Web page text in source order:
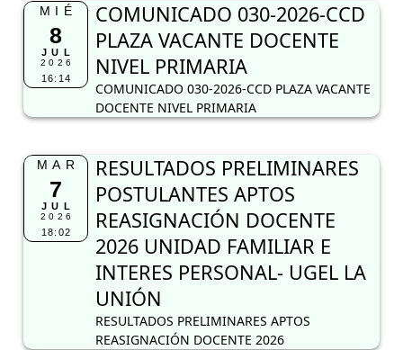
MIÉ
8
JUL
2026
16:14
COMUNICADO 030-2026-CCD
PLAZA VACANTE DOCENTE
NIVEL PRIMARIA
COMUNICADO 030-2026-CCD PLAZA VACANTE
DOCENTE NIVEL PRIMARIA
MAR
7
JUL
2026
18:02
RESULTADOS PRELIMINARES
POSTULANTES APTOS
REASIGNACIÓN DOCENTE
2026 UNIDAD FAMILIAR E
INTERES PERSONAL- UGEL LA
UNIÓN
RESULTADOS PRELIMINARES APTOS
REASIGNACIÓN DOCENTE 2026